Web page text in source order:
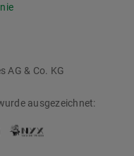
AG & Co. KG
ausgezeichnet: